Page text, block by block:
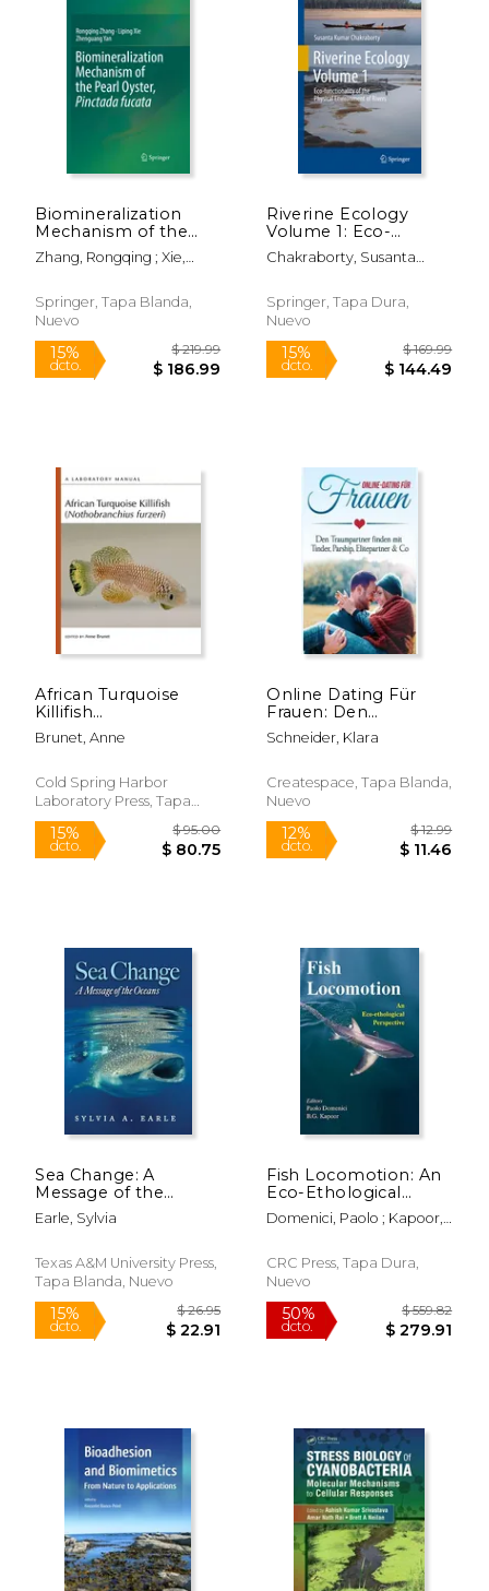
15%
dcto.
Biomineralization
Mechanism of the
Pearl Oyster,
Pinctada Fucata (en
Zhang, Rongqing ; Xie,
Springer, Tapa Blanda,
Nuevo
15%
Riverine Ecology
Volume 1: Eco-
Functionality of the
Physical Environment
Chakraborty, Susanta
Springer, Tapa Dura,
Nuevo
15%
African Turquoise
Killifish
(Nothobranchius
Furzeri): A Laboratory
Brunet, Anne
Cold Spring Harbor
Laboratory Press, Tapa
Blanda, Nuevo
15%
dcto.
Online Dating Für
Frauen: Den
Traumpartner Finden
Mit Tinder, Parship,
Alemán)
Schneider, Klara
Createspace, Tapa Blanda,
Nuevo
12%
dcto.
Sea Change: A
Message of the
Oceans (en Inglés)
Earle, Sylvia
Texas A&M University Press,
Tapa Blanda, Nuevo
Fish Locomotion: An
Eco-Ethological
Perspective (en
Inglés)
Domenici, Paolo ; Kapoor,
CRC Press, Tapa Dura,
Nuevo